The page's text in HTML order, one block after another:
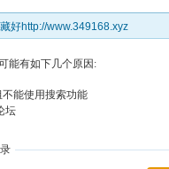
好http://www.349168.xyz
能有如下几个原因:
能使用搜索功能
坛